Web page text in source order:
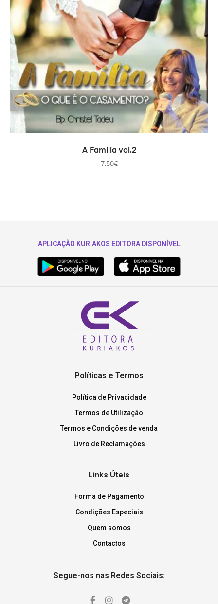
IN DEN WARENKORB
A Família vol.2
7.50€
APLICAÇÃO KURIAKOS EDITORA DISPONÍVEL
Políticas e Termos
Política de Privacidade
Termos de Utilização
Termos e Condições de venda
Livro de Reclamações
Links Úteis
Forma de Pagamento
Condições Especiais
Quem somos
Contactos
Segue-nos nas Redes Sociais: